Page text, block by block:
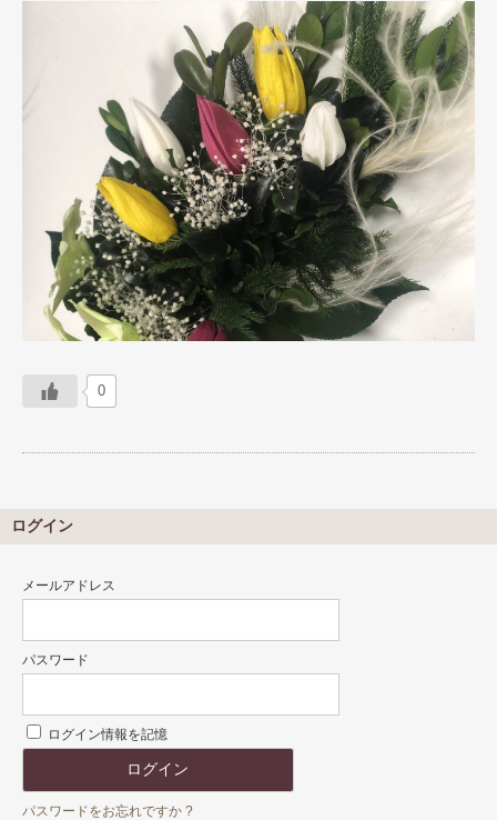
0
ログイン
メールアドレス
パスワード
ログイン情報を記憶
パスワードをお忘れですか ?